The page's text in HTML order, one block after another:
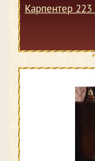
Карпентер